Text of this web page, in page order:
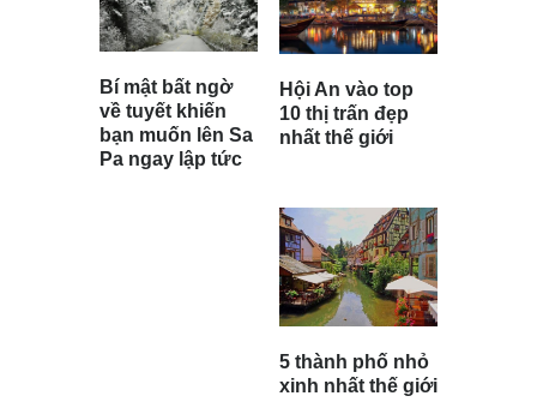
Bí mật bất ngờ
về tuyết khiến
bạn muốn lên Sa
Pa ngay lập tức
Hội An vào top
10 thị trấn đẹp
nhất thế giới
5 thành phố nhỏ
xinh nhất thế giới